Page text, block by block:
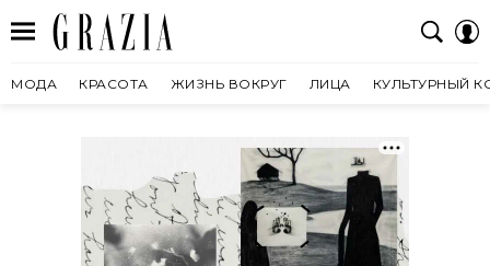
МОДА КРАСОТА ЖИЗНЬ ВОКРУГ ЛИЦА КУЛЬТУРНЫЙ